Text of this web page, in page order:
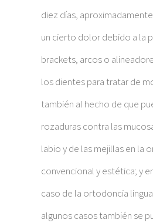
diez días,
un cierto dolor debido a la
brackets, arcos o
los dientes para tratar de
también al hecho de que
rozaduras contra las
labio y de las mejillas en la
convencional y estética; y
caso de la ortodoncia
algunos casos también se